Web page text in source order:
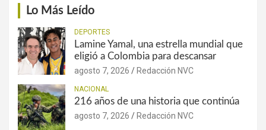
Lo Más Leído
DEPORTES
Lamine Yamal, una estrella mundial que
eligió a Colombia para descansar
agosto 7, 2026 Redacción NVC
NACIONAL
216 años de una historia que continúa
agosto 7, 2026 Redacción NVC